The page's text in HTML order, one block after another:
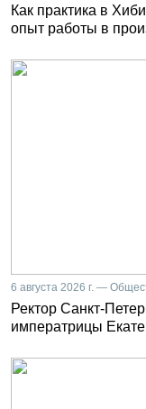
Как практика в
опыт работы в
6 августа 2026 г. —
Ректор Санкт-
императрицы